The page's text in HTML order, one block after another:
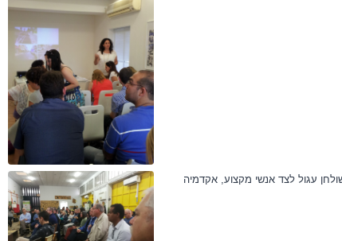
עגול לצד אנשי מקצוע, אקדמיה